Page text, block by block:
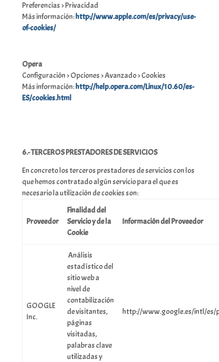
Preferencias > Privacidad
Más información:http://www.apple.com/es/privacy/use-
of-cookies/
Opera
Configuración > Opciones > Avanzado > Cookies
Más información:http://help.opera.com/Linux/10.60/es-
ES/cookies.html
6.- TERCEROS PRESTADORES DE SERVICIOS
En concreto los terceros prestadores de servicios con los
que hemos contratado algún servicio para el que es
necesario la utilización de cookies son:
Proveedor
Finalidad del
Servicio y de la
Cookie
Información del Proveedor
GOOGLE
Inc.
Análisis
estadístico del
sitio web a
nivel de
contabilización
de visitantes,
páginas
visitadas,
palabras clave
utilizadas y
http://www.google.es/intl/es/